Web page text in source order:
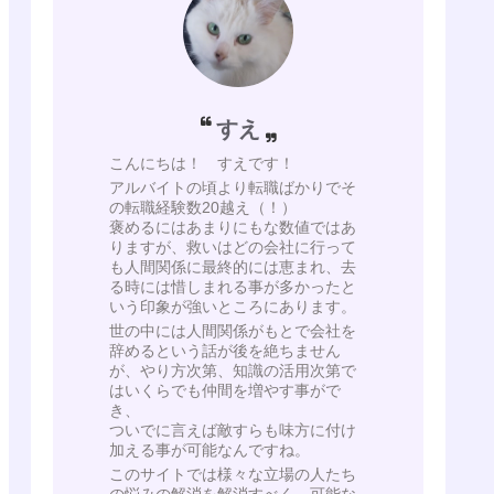
すえ
こんにちは！ すえです！
アルバイトの頃より転職ばかりでそ
の転職経験数20越え（！）
褒めるにはあまりにもな数値ではあ
りますが、救いはどの会社に行って
も人間関係に最終的には恵まれ、去
る時には惜しまれる事が多かったと
いう印象が強いところにあります。
世の中には人間関係がもとで会社を
辞めるという話が後を絶ちません
が、やり方次第、知識の活用次第で
はいくらでも仲間を増やす事がで
き、
ついでに言えば敵すらも味方に付け
加える事が可能なんですね。
このサイトでは様々な立場の人たち